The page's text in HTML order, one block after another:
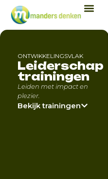
ONTWIKKELINGSVLAK
Leiderschap
trainingen
Leiden met impact en
plezier.
Bekijk trainingen